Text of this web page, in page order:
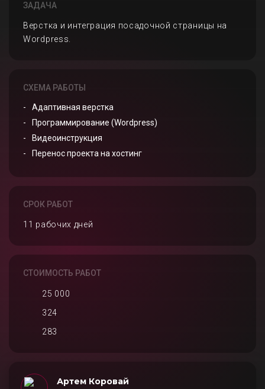
ЗАДАЧА
Верстка и интеграция посадочной страницы на
Wordpress.
СХЕМА РАБОТЫ
Адаптивная верстка
Программирование (Wordpress)
Видеоинструкция
Перенос проекта на хостинг
СРОК РАБОТ
11 рабочих дней
СТОИМОСТЬ РАБОТ
25 000
324
283
Артем Коровай